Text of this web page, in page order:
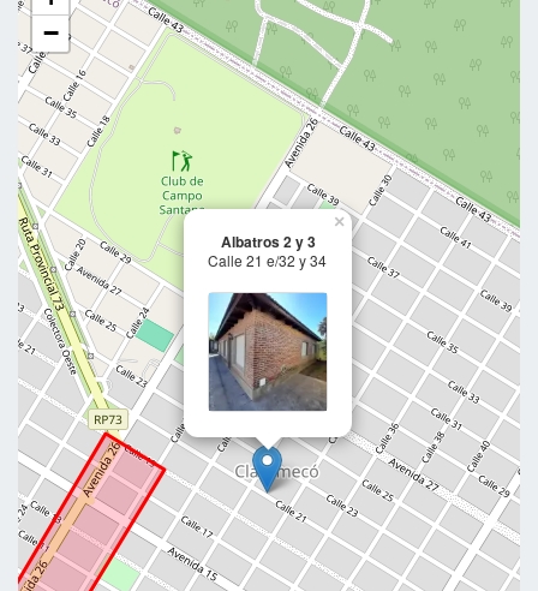
Albatros 2 y 3
Calle 21 e/32 y 34
×
−